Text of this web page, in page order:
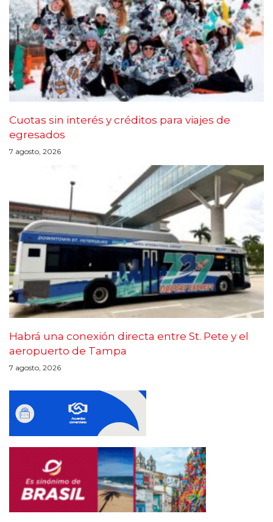
Cuotas sin interés y créditos para viajes de
egresados
7 agosto, 2026
Habrá una conexión directa entre St. Pete y el
aeropuerto de Tampa
7 agosto, 2026